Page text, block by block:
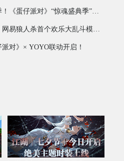
仔派对》“惊魂盛典季”重磅开启！
狼人杀首个欢乐大乱斗模式上线
对》× YOYO联动开启！